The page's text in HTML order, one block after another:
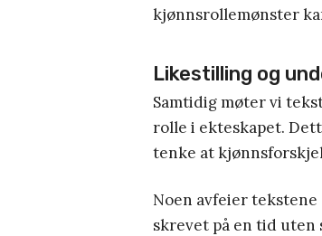
kjønnsrollemønster
Likestilling og
Samtidig møter vi
rolle i ekteskapet.
tenke at
Noen avfeier tekstene
skrevet på en tid